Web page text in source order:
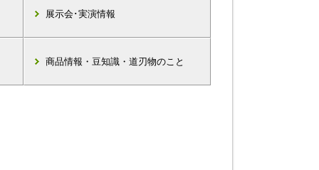
展示会･実演情報
商品情報・豆知識・道刃物のこと